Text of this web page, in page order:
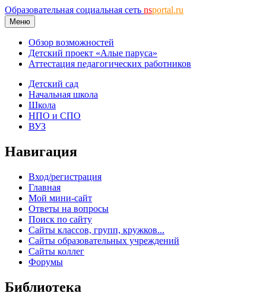
Образовательная социальная сеть nsportal.ru
Меню
Обзор возможностей
Детский проект «Алые паруса»
Аттестация педагогических работников
Детский сад
Начальная школа
Школа
НПО и СПО
ВУЗ
Навигация
Вход/регистрация
Главная
Мой мини-сайт
Ответы на вопросы
Поиск по сайту
Сайты классов, групп, кружков...
Сайты образовательных учреждений
Сайты коллег
Форумы
Библиотека